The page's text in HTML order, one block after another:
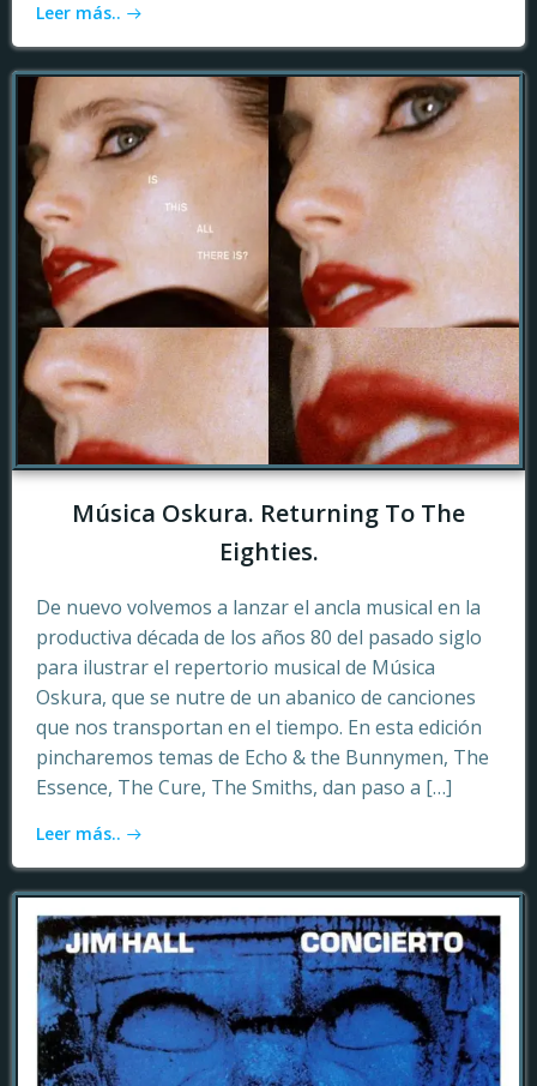
Leer más..
Música Oskura. Returning To The
Eighties.
De nuevo volvemos a lanzar el ancla musical en la
productiva década de los años 80 del pasado siglo
para ilustrar el repertorio musical de Música
Oskura, que se nutre de un abanico de canciones
que nos transportan en el tiempo. En esta edición
pincharemos temas de Echo & the Bunnymen, The
Essence, The Cure, The Smiths, dan paso a […]
Leer más..